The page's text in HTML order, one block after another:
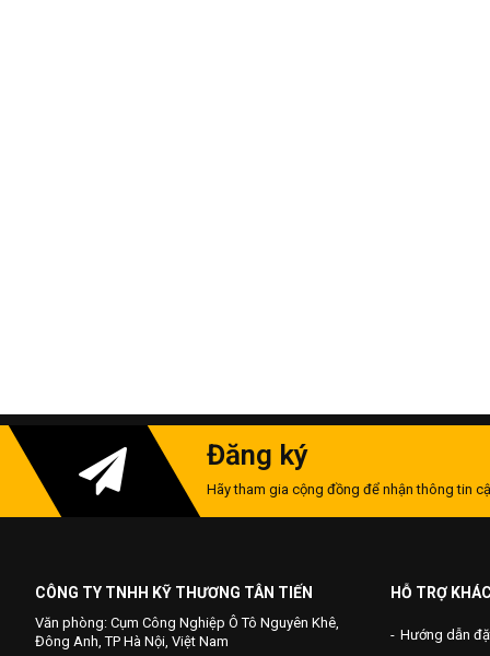
Đăng ký
Hãy tham gia cộng đồng để nhận thông tin
CÔNG TY TNHH KỸ THƯƠNG TÂN TIẾN
Văn phòng: Cụm Công Nghiệp Ô Tô Nguyên Khê,
Đông Anh, TP Hà Nội, Việt Nam
HỖ TRỢ
Hướng dẫn